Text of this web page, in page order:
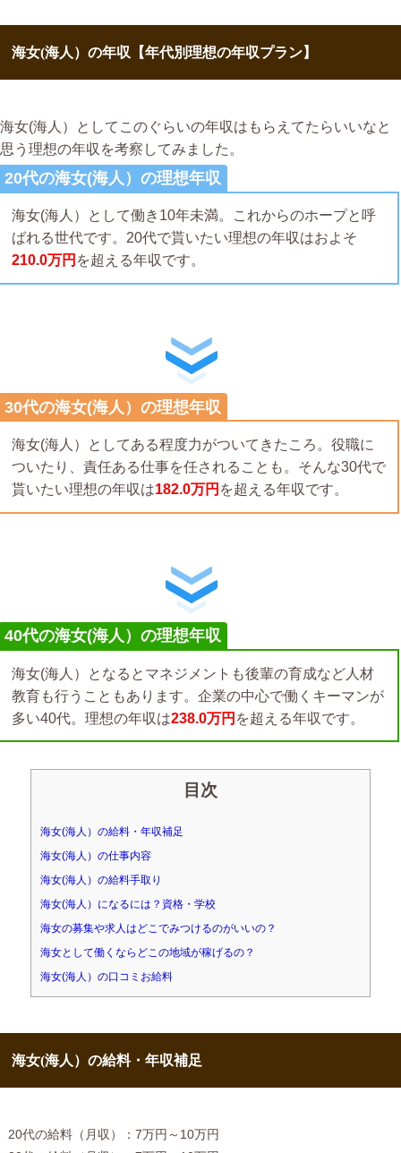
海女(海人）の年収【年代別理想の年収プラン】
海女(海人）としてこのぐらいの年収はもらえてたらいいなと
思う理想の年収を考察してみました。
20代の海女(海人）の理想年収
海女(海人）として働き10年未満。これからのホープと呼
ばれる世代です。20代で貰いたい理想の年収はおよそ
210.0万円 を超える年収です。
30代の海女(海人）の理想年収
海女(海人）としてある程度力がついてきたころ。役職に
ついたり、責任ある仕事を任されることも。そんな30代で
貰いたい理想の年収は182.0万円 を超える年収です。
40代の海女(海人）の理想年収
海女(海人）となるとマネジメントも後輩の育成など人材
教育も行うこともあります。企業の中心で働くキーマンが
多い40代。理想の年収は238.0万円 を超える年収です。
目次
海女(海人）の給料・年収補足
海女(海人）の仕事内容
海女(海人）の給料手取り
海女(海人）になるには？資格・学校
海女の募集や求人はどこでみつけるのがいいの？
海女として働くならどこの地域が稼げるの？
海女(海人）の口コミお給料
海女(海人）の給料・年収補足
20代の給料（月収）：7万円～10万円